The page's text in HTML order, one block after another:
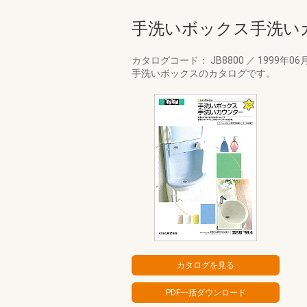
手洗いボックス手洗い
カタログコード： JB8800 ／ 1999年06月
手洗いボックスのカタログです。